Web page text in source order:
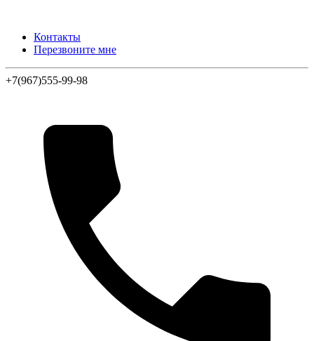
Контакты
Перезвоните мне
+7(967)555-99-98